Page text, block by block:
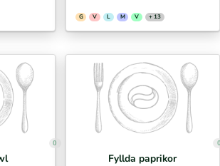
G V L M V + 13
0
Fyllda paprikor